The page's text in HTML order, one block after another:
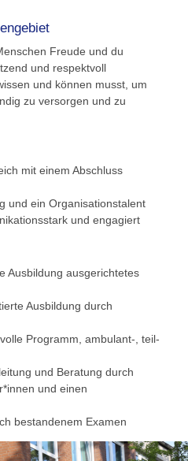
Freude und du
und respektvoll
und können musst, um
zu versorgen und zu
mit einem Abschluss
und ein Organisationstalent
und engagiert
Ausbildung ausgerichtetes
Ausbildung durch
Programm, ambulant-, teil-
und Beratung durch
und einen
bestandenem Examen